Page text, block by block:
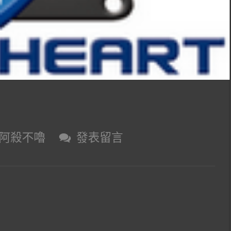
阿殺不嚕
發表留言